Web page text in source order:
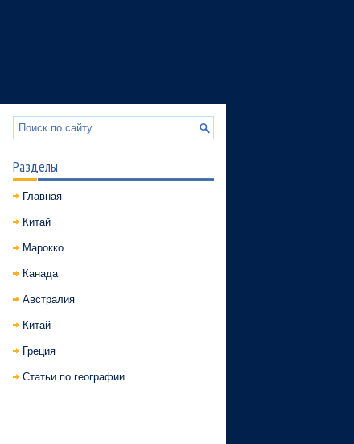
Разделы
Главная
Китай
Марокко
Канада
Австралия
Китай
Греция
Статьи по географии